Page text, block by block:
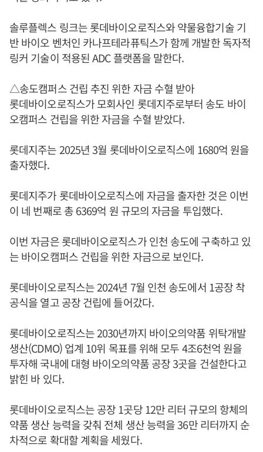
솔루플렉스 링크는 롯데바이오로직스와 약물융합기술 기
반 바이오 벤처인 카나프테라퓨틱스가 함께 개발한 독자적
링커 기술이 적용된 ADC 플랫폼을 말한다.
△송도캠퍼스 건립 추진 위한 자금 수혈 받아
롯데바이오로직스가 모회사인 롯데지주로부터 송도 바이
오캠퍼스 건립을 위한 자금을 수혈 받았다.
롯데지주는 2025년 3월 롯데바이오로직스에 1680억 원을
출자했다.
롯데지주가 롯데바이오로직스에 자금을 출자한 것은 이번
이 네 번째로 총 6369억 원 규모의 자금을 투입했다.
이번 자금은 롯데바이오로직스가 인천 송도에 구축하고 있
는 바이오캠퍼스 건립을 위한 자금으로 보인다.
롯데바이오로직스는 2024년 7월 인천 송도에서 1공장 착
공식을 열고 공장 건립에 들어갔다.
롯데바이오로직스는 2030년까지 바이오의약품 위탁개발
생산(CDMO) 업계 10위 목표를 위해 모두 4조6천억 원을
투자해 국내에 대형 바이오의약품 공장 3곳을 건설한다고
밝힌 바 있다.
롯데바이오로직스는 공장 1곳당 12만 리터 규모의 항체의
약품 생산 능력을 갖춰 전체 생산 능력을 36만 리터까지 순
차적으로 확대할 계획을 세웠다.